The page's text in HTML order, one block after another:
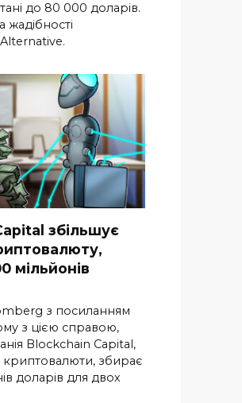
до 80 000 доларів.
жадібності
збільшує
мільйонів
з посиланням
з цією справою,
Blockchain Capital,
криптовалюти, збирає
доларів для двох